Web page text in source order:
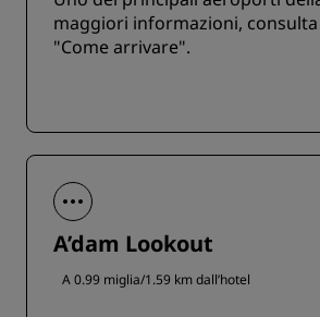
maggiori informazioni, consulta
"Come arrivare".
A’dam Lookout
A 0.99 miglia/1.59 km dall’hotel